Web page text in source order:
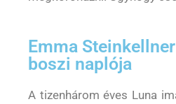
Emma
boszi naplója
A tizenhárom éves Luna